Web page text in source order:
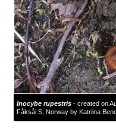
Inocybe rupestris - created on
Fåksåi S, Norway by Katriina